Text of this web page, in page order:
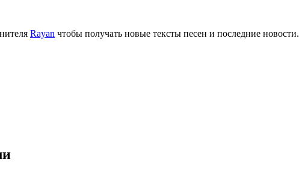
Rayan чтобы получать новые тексты песен и последние новости.